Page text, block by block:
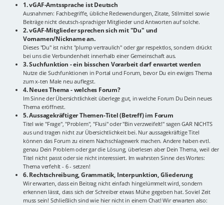
1. vGAF-Amtssprache ist Deutsch
Ausnahmen: Fachbegriffe, übliche Redewendungen, Zitate, Stilmittel sowie
Beiträge nicht deutsch-sprachiger Mitglieder und Antworten auf solche.
2. vGAF-Mitglieder sprechen sich mit "Du" und
Vornamen/Nickname an.
Dieses "Du" ist nicht "plump vertraulich" oder gar respektlos, sondern drückt
bei uns die Verbundenheit innerhalb einer Gemeinschaft aus.
3. Suchfunktion - ein bisschen Vorarbeit darf erwartet werden
Nutze die Suchfunktionen in Portal und Forum, bevor Du ein ewiges Thema
zum x-ten Male neu auflegst.
4. Neues Thema - welches Forum?
Im Sinne der Übersichtlichkeit überlege gut, in welche Forum Du Dein neues
Thema eröffnest.
5. Aussagekräftiger Themen-Titel (Betreff) im Forum
Titel wie "Frage", "Problem", "Flusi" oder "Bin verzweifelt!" sagen GAR NICHTS
aus und tragen nicht zur Übersichtlichkeit bei. Nur aussagekräftige Titel
können das Forum zu einem Nachschlagewerk machen. Andere haben evtl.
genau Dein Problem oder gar die Lösung, überlesen aber Dein Thema, weil der
Titel nicht passt oder sie nicht interessiert. Im wahrsten Sinne des Wortes:
Thema verfehlt - 6 - setzen!
6. Rechtschreibung, Grammatik, Interpunktion, Gliederung
Wir erwarten, dass ein Beitrag nicht einfach hingelümmelt wird, sondern
erkennen lässt, dass sich der Schreiber etwas Mühe gegeben hat. Soviel Zeit
muss sein! Schließlich sind wie hier nicht in einem Chat! Wir erwarten also: